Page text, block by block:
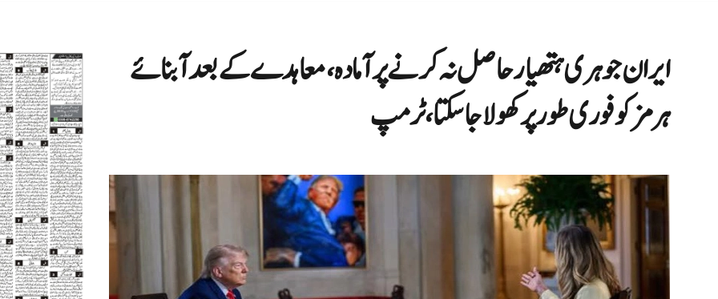
ایران جوہری ہتھیار حاصل نہ کرنے پر آمادہ،معاہدے کے بعد آبنائے
ہرمز کو فوری طور پر کھولا جا سکتا، ٹرمپ